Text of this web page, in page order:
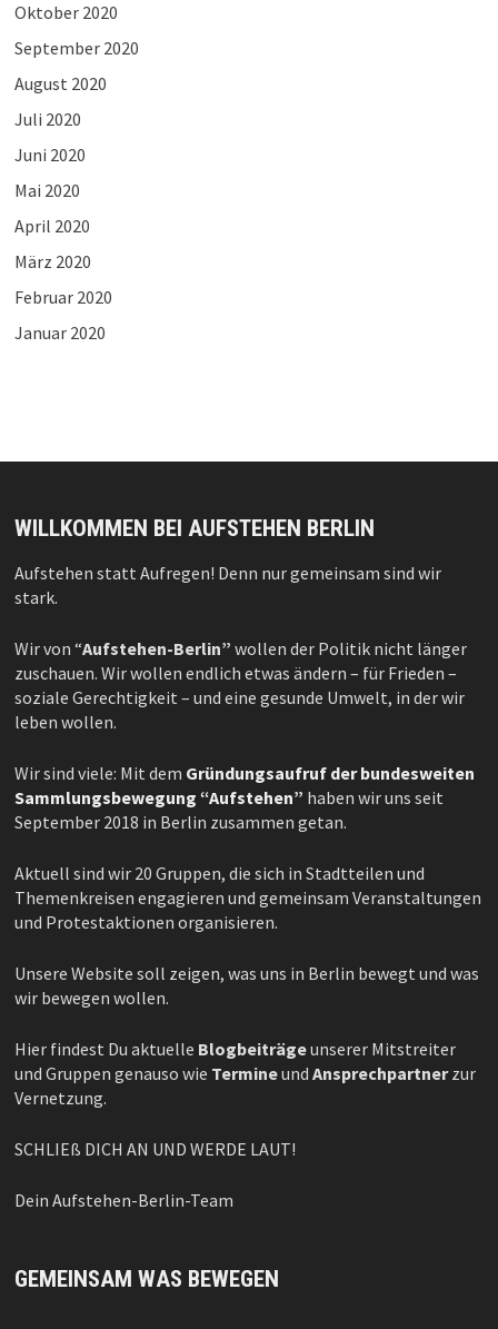
Oktober 2020
September 2020
August 2020
Juli 2020
Juni 2020
Mai 2020
April 2020
März 2020
Februar 2020
Januar 2020
WILLKOMMEN BEI AUFSTEHEN BERLIN
Aufstehen statt Aufregen! Denn nur gemeinsam sind wir
stark.
Wir von “Aufstehen-Berlin” wollen der Politik nicht länger
zuschauen. Wir wollen endlich etwas ändern – für Frieden –
soziale Gerechtigkeit – und eine gesunde Umwelt, in der wir
leben wollen.
Wir sind viele: Mit dem Gründungsaufruf der bundesweiten
Sammlungsbewegung “Aufstehen” haben wir uns seit
September 2018 in Berlin zusammen getan.
Aktuell sind wir 20 Gruppen, die sich in Stadtteilen und
Themenkreisen engagieren und gemeinsam Veranstaltungen
und Protestaktionen organisieren.
Unsere Website soll zeigen, was uns in Berlin bewegt und was
wir bewegen wollen.
Hier findest Du aktuelle Blogbeiträgeunserer Mitstreiter
und Gruppen genauso wie Termineund Ansprechpartnerzur
Vernetzung.
SCHLIEß DICH AN UND WERDE LAUT!
Dein Aufstehen-Berlin-Team
GEMEINSAM WAS BEWEGEN